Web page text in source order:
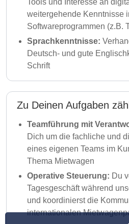
Tools und Interesse an
weitergehende Kenntnisse
Softwareprogrammen (z.B.
Sprachkenntnisse:
Deutsch- und gute
Schrift
Zu Deinen Aufgaben
Teamführung mit
Dich um die fachliche und
eines eigenen Teams im
Thema Mietwagen
Operative Steuerung: Du
Tagesgeschäft während
und koordinierst die
internationalen